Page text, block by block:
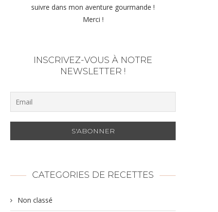
suivre dans mon aventure gourmande !
Merci !
INSCRIVEZ-VOUS À NOTRE
NEWSLETTER !
CATEGORIES DE RECETTES
Non classé